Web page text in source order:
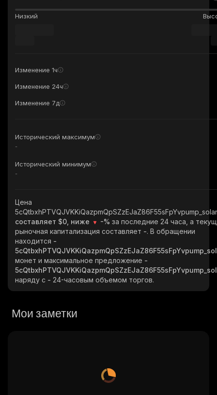
Низкий
Изменение 1ч
Изменение 24ч
Изменение 7д
Исторический максимум
-
Исторический минимум
-
Цена
составляет $0, ниже
-% за последние 24 часа, а
рыночная капитализация составляет -. В обращении
находится -
монет и максимальное предложение -
наряду с - 24-часовым объемом торгов.
Мои заметки